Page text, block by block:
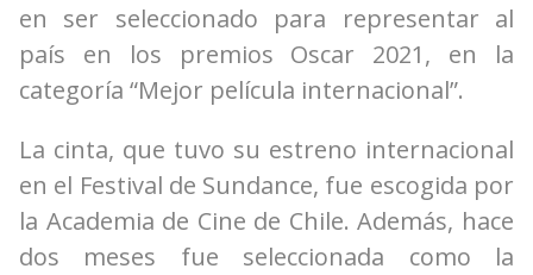
en ser seleccionado para representar al
país en los premios Oscar 2021, en la
categoría “Mejor película internacional”.
La cinta, que tuvo su estreno internacional
en el Festival de Sundance, fue escogida por
la Academia de Cine de Chile. Además, hace
dos meses fue seleccionada como la